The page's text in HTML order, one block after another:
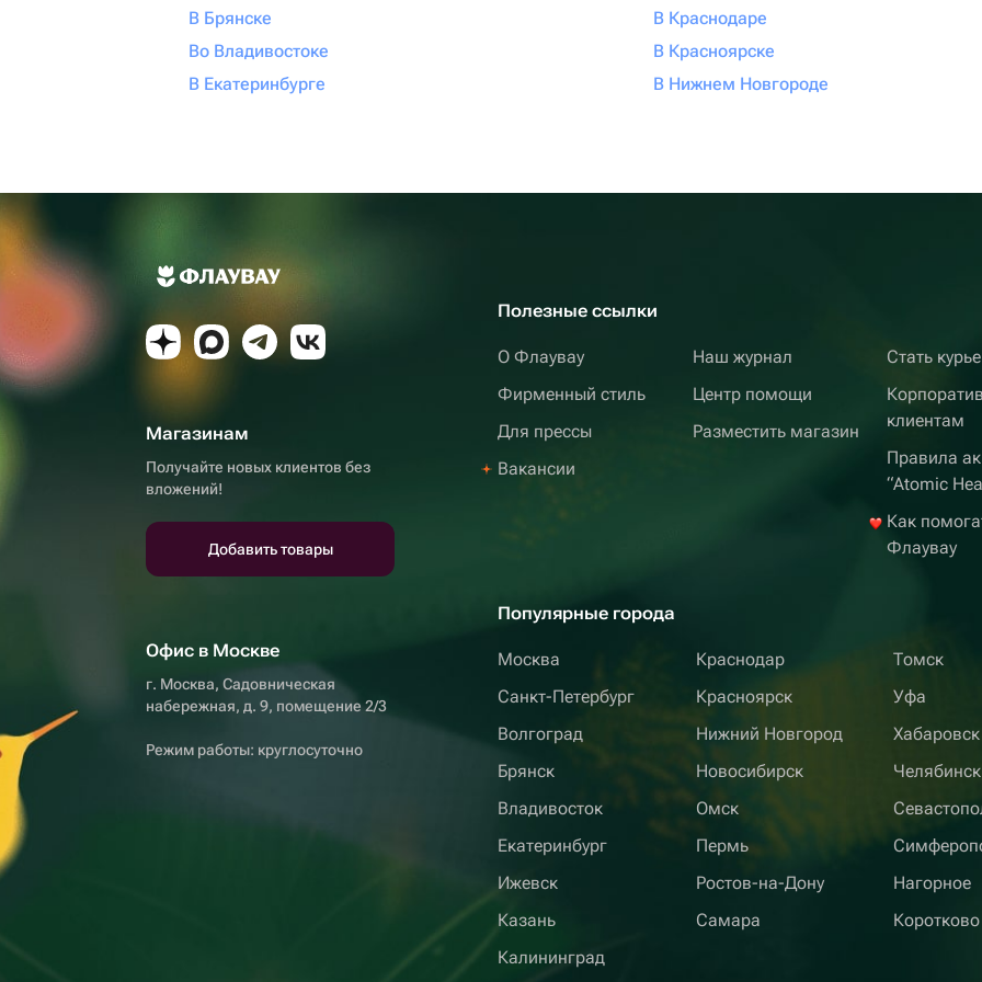
В Брянске
Во Владивостоке
В Екатеринбурге
В Краснодаре
В Красноярске
В Нижнем Новгороде
Магазинам
Получайте новых клиентов без
вложений!
Добавить товары
Офис в Москве
г. Москва, Садовническая
набережная, д. 9, помещение 2/3
Режим работы: круглосуточно
Полезные ссылки
О Флаувау
Фирменный стиль
Для прессы
Вакансии
Наш журнал
Центр помощи
Разместить магазин
Стать
клиентам
Правила
“Atomic
Как
Флаувау
Популярные города
Москва
Санкт-Петербург
Волгоград
Брянск
Владивосток
Екатеринбург
Ижевск
Казань
Калининград
Краснодар
Красноярск
Нижний Новгород
Новосибирск
Омск
Пермь
Ростов-на-Дону
Самара
Томск
Уфа
Хабаровск
Челябинск
Нагорное
Коротково